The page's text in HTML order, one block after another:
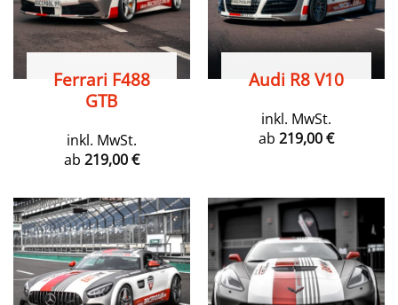
Ferrari F488
GTB
inkl. MwSt.
ab 219,00€
Audi R8 V10
inkl. MwSt.
ab 219,00€